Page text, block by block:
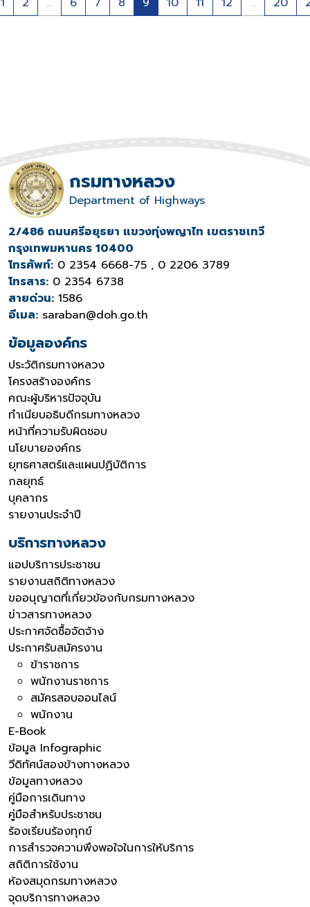
กรมทางหลวง
Department of Highways
2/486 ถนนศรีอยุธยา แขวงทุ่งพญาไท เขตราชเทวี
กรุงเทพมหานคร 10400
โทรศัพท์: 0 2354 6668-75 , 0 2206 3789
โทรสาร: 0 2354 6738
สายด่วน: 1586
อีเมล: saraban@doh.go.th
ข้อมูลองค์กร
ประวัติกรมทางหลวง
โครงสร้างองค์กร
คณะผู้บริหารปัจจุบัน
ทำเนียบอธิบดีกรมทางหลวง
หน้าที่ความรับผิดชอบ
นโยบายองค์กร
ยุทธศาสตร์และแผนปฏิบัติการ
กลยุทธ์
บุคลากร
รายงานประจำปี
บริการทางหลวง
แอปบริการประชาชน
รายงานสถิติทางหลวง
ขออนุญาตที่เกี่ยวข้องกับกรมทางหลวง
ข่าวสารทางหลวง
ประกาศจัดซื้อจัดจ้าง
ประกาศรับสมัครงาน
ข้าราชการ
พนักงานราชการ
สมัครสอบออนไลน์
พนักงาน
E-Book
ข้อมูล Infographic
วีดิทัศน์สองข้างทางหลวง
ข้อมูลทางหลวง
คู่มือการเดินทาง
คู่มือสำหรับประชาชน
ร้องเรียนร้องทุกข์
การสำรวจความพึงพอใจในการให้บริการ
สถิติการใช้งาน
ห้องสมุดกรมทางหลวง
จุดบริการทางหลวง